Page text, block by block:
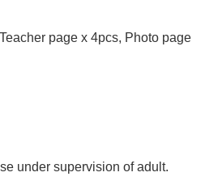
page x 4pcs, Photo page
under supervision of adult.